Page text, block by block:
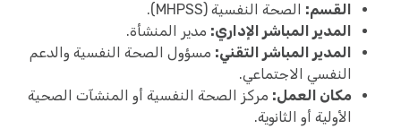
القسم: الصحة النفسية (MHPSS).
المدير المباشر الإداري: مدير المنشأة.
المدير المباشر التقني: مسؤول الصحة النفسية والدعم
النفسي الاجتماعي.
مكان العمل: مركز الصحة النفسية أو المنشآت الصحية
الأولية أو الثانوية.